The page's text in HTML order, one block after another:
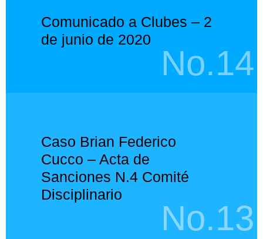
Comunicado a Clubes – 2
de junio de 2020
No.14
Caso Brian Federico
Cucco – Acta de
Sanciones N.4 Comité
Disciplinario
No.13